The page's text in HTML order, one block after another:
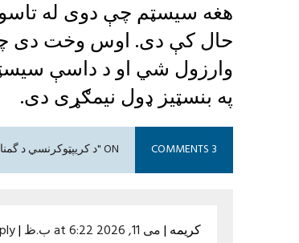
هغه سیسټم چې دوی له تاسو
حال کې دی. اوس وخت دی چې د
وارزول شي او د داسې
په بنسټیز ډول نیمګړی دی.
3 COMMENTS ON "د کریپټوکرنسي د گمنامۍ ماتېدونکی مخ: د مونیرو د خطرونو سپړنه"
کریمه |می 11, 2026 at 6:22 ب.ظ |